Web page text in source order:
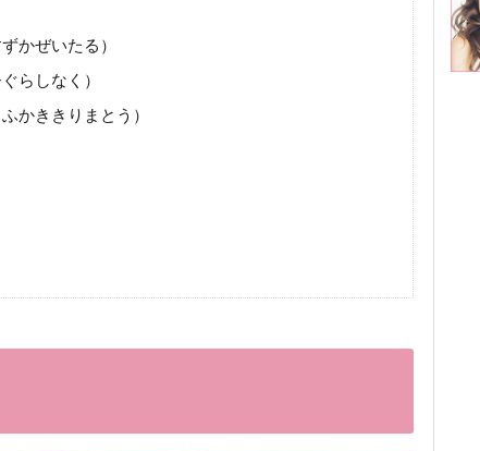
かぜいたる）
らしなく）
かききりまとう）